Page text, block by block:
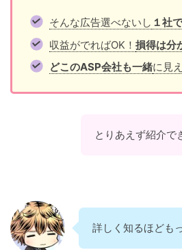
そんな広告選べないし １社
収益がでればOK！ 損得は分
どこのASP会社も一緒に見
とりあえず紹介で
詳しく知るほども